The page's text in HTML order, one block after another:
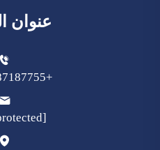
عنوان
+86-411-87187755
[email protected]